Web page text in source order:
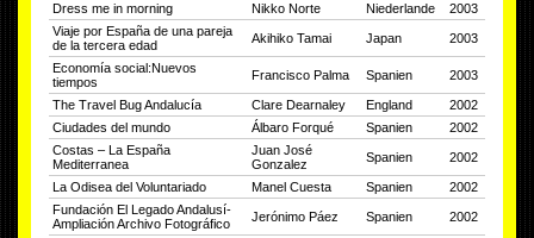
Dress me in morning Nikko Norte Niederlande
2003
Viaje por España de una pareja
de la tercera edad
Akihiko Tamai Japan 2003
Economía social:Nuevos
tiempos
Francisco Palma Spanien 2003
The Travel Bug Andalucía Clare Dearnaley England
2002
Ciudades del mundo
Álbaro Forqué Spanien
2002
Costas – La España
Mediterranea
Juan José
Gonzalez
Spanien 2002
La Odisea del Voluntariado Manel Cuesta Spanien
2002
Fundación El Legado Andalusí-
Ampliación Archivo Fotográfico
Jerónimo Páez Spanien 2002